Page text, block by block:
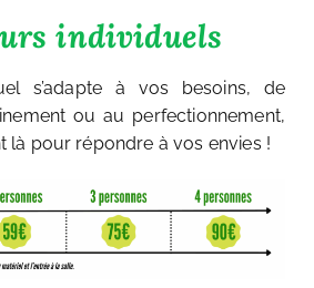
individuels
s’adapte à vos besoins, de
ou au perfectionnement,
là pour répondre à vos envies !